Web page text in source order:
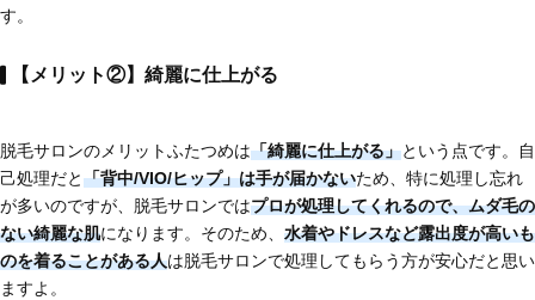
す。
【メリット②】綺麗に仕上がる
脱毛サロンのメリットふたつめは「綺麗に仕上がる」という点です。自
己処理だと「背中/VIO/ヒップ」は手が届かないため、特に処理し忘れ
が多いのですが、脱毛サロンではプロが処理してくれるので、ムダ毛の
ない綺麗な肌になります。そのため、 水着やドレスなど露出度が高いも
のを着ることがある人は脱毛サロンで処理してもらう方が安心だと思い
ますよ。